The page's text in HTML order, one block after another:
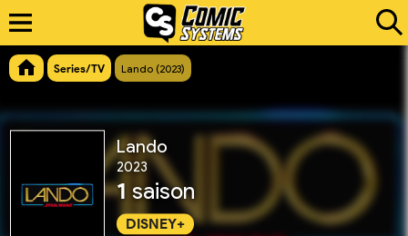
Series/TV Lando (2023)
Lando
2023
1 saison
DISNEY+